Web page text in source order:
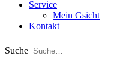
Service
Mein Gsicht
Kontakt
Suche